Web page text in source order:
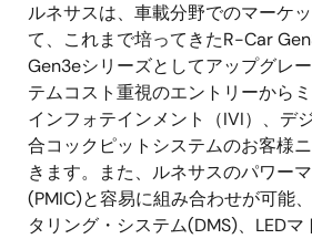
ルネサスは、車載分野でのマーケ
て、これまで培ってきたR-Car
Gen3eシリーズとしてアップグレ
テムコスト重視のエントリーから
インフォテインメント（IVI）、デ
合コックピットシステムのお客様
きます。また、ルネサスのパワー
(PMIC)と容易に組み合わせが可能
タリング・システム(DMS)、LEDマ